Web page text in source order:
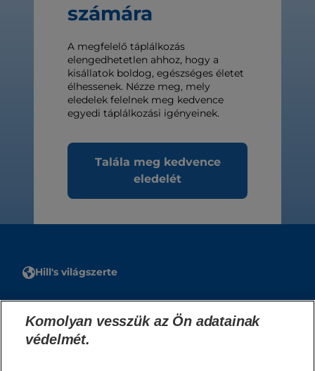
számára
A megfelelő táplálkozás
elengedhetetlen ahhoz, hogy a
kisállatok boldog, egészséges életet
élhessenek. Nézze meg, mely
eledelek felelnek meg kedvence
egyedi táplálkozási igényeinek.
Talála meg kedvence
eledelét
Hill's világszerte
Források
Kapcsolat
Oldaltérkép
Komolyan vesszük az Ön adatainak
védelmét.